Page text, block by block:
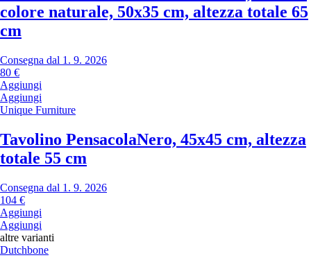
colore naturale, 50x35 cm, altezza totale 65
cm
Consegna dal 1. 9. 2026
80 €
Aggiungi
Aggiungi
Unique Furniture
Tavolino PensacolaNero, 45x45 cm, altezza
totale 55 cm
Consegna dal 1. 9. 2026
104 €
Aggiungi
Aggiungi
altre varianti
Dutchbone